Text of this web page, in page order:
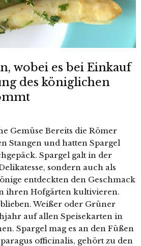
wobei es bei Einkauf
des königlichen
Gemüse Bereits die Römer
Stangen und hatten Spargel
Spargel galt in der
sondern auch als
entdeckten den Geschmack
ihren Hofgärten kultivieren.
Weißer oder Grüner
auf allen Speisekarten in
Spargel mag es an den Füßen
officinalis, gehört zu den